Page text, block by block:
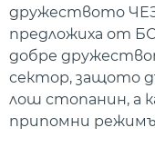
дружеството
предложиха от
добре
сектор, защото
лош стопанин, а
припомни